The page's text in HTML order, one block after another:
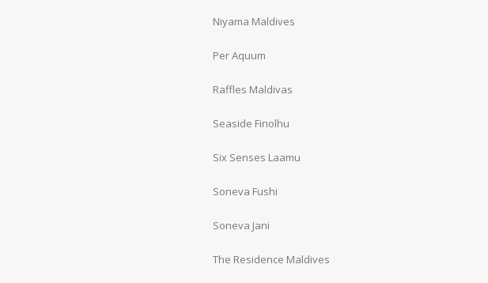
Niyama Maldives
Per Aquum
Raffles Maldivas
Seaside Finolhu
Six Senses Laamu
Soneva Fushi
Soneva Jani
The Residence Maldives